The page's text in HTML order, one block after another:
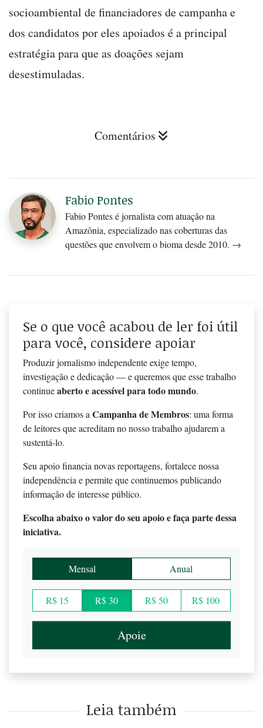
socioambiental de financiadores de campanha e
dos candidatos por eles apoiados é a principal
estratégia para que as doações sejam
desestimuladas.
Comentários
Fabio Pontes
Fabio Pontes é jornalista com atuação na
Amazônia, especializado nas coberturas das
questões que envolvem o bioma desde 2010. →
Se o que você acabou de ler foi útil
para você, considere apoiar
Produzir jornalismo independente exige tempo,
investigação e dedicação — e queremos que esse trabalho
continueaberto e acessível para todo mundo.
Por isso criamos a Campanha de Membros: uma forma
de leitores que acreditam no nosso trabalho ajudarem a
sustentá-lo.
Seu apoio financia novas reportagens, fortalece nossa
independência e permite que continuemos publicando
informação de interesse público.
Escolha abaixo o valor do seu apoio e faça parte dessa
iniciativa.
Mensal Anual
R$ 15 R$ 30 R$ 50 R$ 100
Apoie
Leia também